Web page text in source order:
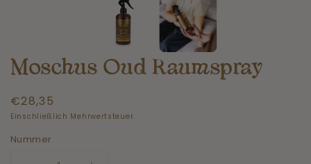
Moschus Oud Raumspray
Normaler
Preis
€28,35
Einschließlich Mehrwertsteuer.
Nummer